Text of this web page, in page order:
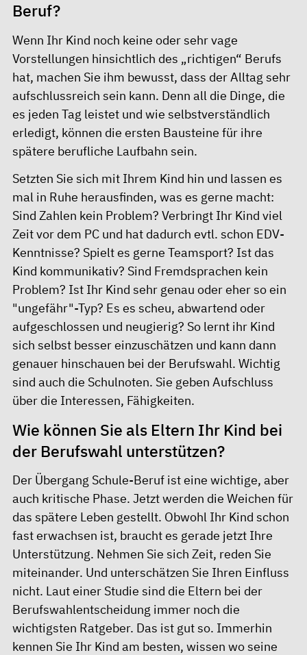
Beruf?
Wenn Ihr Kind noch keine oder sehr vage
Vorstellungen hinsichtlich des „richtigen“ Berufs
hat, machen Sie ihm bewusst, dass der Alltag sehr
aufschlussreich sein kann. Denn all die Dinge, die
es jeden Tag leistet und wie selbstverständlich
erledigt, können die ersten Bausteine für ihre
spätere berufliche Laufbahn sein.
Setzten Sie sich mit Ihrem Kind hin und lassen es
mal in Ruhe herausfinden, was es gerne macht:
Sind Zahlen kein Problem? Verbringt Ihr Kind viel
Zeit vor dem PC und hat dadurch evtl. schon EDV-
Kenntnisse? Spielt es gerne Teamsport? Ist das
Kind kommunikativ? Sind Fremdsprachen kein
Problem? Ist Ihr Kind sehr genau oder eher so ein
"ungefähr"-Typ? Es es scheu, abwartend oder
aufgeschlossen und neugierig? So lernt ihr Kind
sich selbst besser einzuschätzen und kann dann
genauer hinschauen bei der Berufswahl. Wichtig
sind auch die Schulnoten. Sie geben Aufschluss
über die Interessen, Fähigkeiten.
Wie können Sie als Eltern Ihr Kind bei
der Berufswahl unterstützen?
Der Übergang Schule-Beruf ist eine wichtige, aber
auch kritische Phase. Jetzt werden die Weichen für
das spätere Leben gestellt. Obwohl Ihr Kind schon
fast erwachsen ist, braucht es gerade jetzt Ihre
Unterstützung. Nehmen Sie sich Zeit, reden Sie
miteinander. Und unterschätzen Sie Ihren Einfluss
nicht. Laut einer Studie sind die Eltern bei der
Berufswahlentscheidung immer noch die
wichtigsten Ratgeber. Das ist gut so. Immerhin
kennen Sie Ihr Kind am besten, wissen wo seine